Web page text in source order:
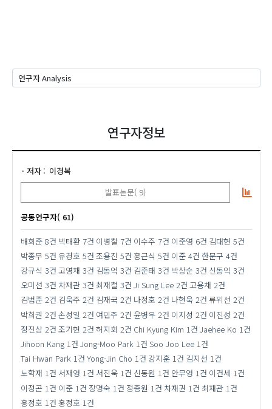
연구자정보
저자
이경복
발표논문( 9)
공동연구자( 61)
배희준 8건 박태환 7건 이병철 7건 이수주 7건 이준영 6건 김대현 5건
박종무 5건 유경호 5건 조용진 5건 홍근식 5건 이준 4건 한문구 4건
강규식 3건 고영채 3건 김동억 3건 김준태 3건 박상순 3건 신동익 3건
오미선 3건 차재관 3건 최재철 3건 Ji Sung Lee 2건 고용채 2건
김범준 2건 김욱주 2건 김재국 2건 나정호 2건 나현욱 2건 류위선 2건
박희권 2건 손성일 2건 여민주 2건 윤병우 2건 이지성 2건 이진성 2건
정진상 2건 조기현 2건 허지회 2건 Chi Kyung Kim 1건 Jaehee Ko 1건
Jihoon Kang 1건 Jong-Moo Park 1건 Soo Joo Lee 1건
Tai Hwan Park 1건 Yong-Jin Cho 1건 강지훈 1건 김지선 1건
노학재 1건 서재영 1건 서진욱 1건 신동원 1건 안무영 1건 이건세 1건
이정곤 1건 이준 1건 장명숙 1건 정종원 1건 차재권 1건 최재관 1건
홍정호 1건 홍정호 1건